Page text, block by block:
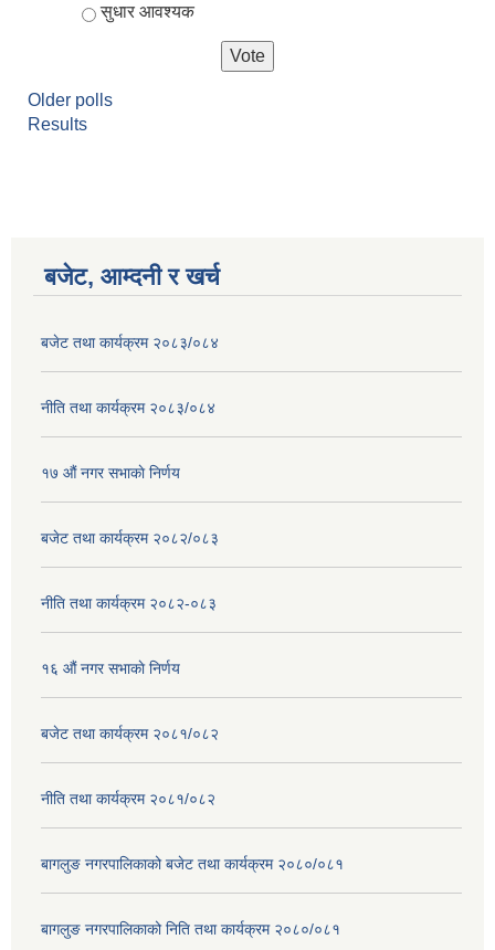
सुधार आवश्यक
Older polls
Results
बजेट, आम्दनी र खर्च
बजेट तथा कार्यक्रम २०८३/०८४
नीति तथा कार्यक्रम २०८३/०८४
१७ ‌‍औं नगर सभाकाे निर्णय
बजेट तथा कार्यक्रम २०८२/०८३
नीति तथा कार्यक्रम २०८२-०८३
१६ ‌औं नगर सभाकाे निर्णय
बजेट तथा कार्यक्रम २०८१/०८२
नीति तथा कार्यक्रम २०८१/०८२
बागलुङ नगरपालिकाको बजेट तथा कार्यक्रम २०८०/०८१
बागलुङ नगरपालिकाको निति तथा कार्यक्रम २०८०/०८१